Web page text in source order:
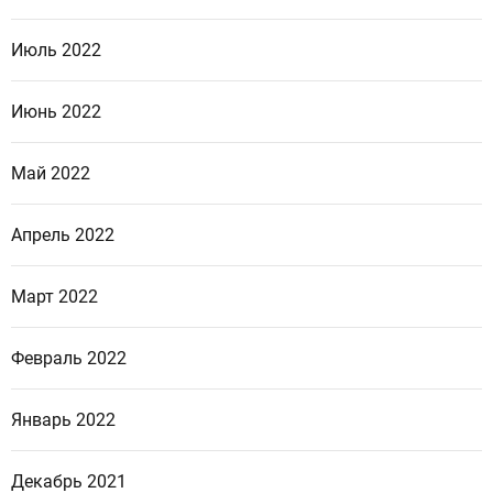
Июль 2022
Июнь 2022
Май 2022
Апрель 2022
Март 2022
Февраль 2022
Январь 2022
Декабрь 2021